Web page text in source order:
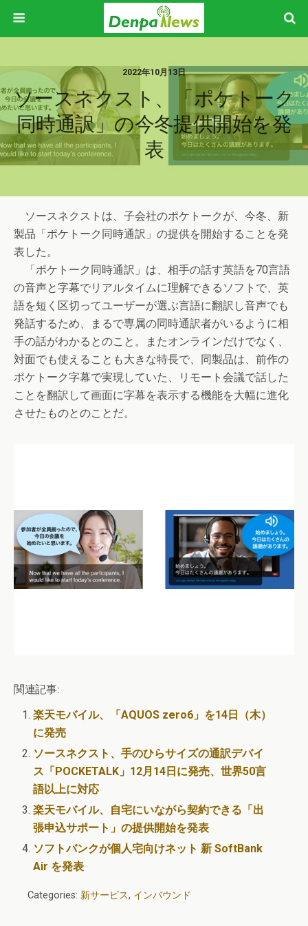
2022年10月13日
ソースネクスト、「ポケトーク
同時通訳」の今冬提供開始を発
表
ソースネクストは、子会社のポケトークが、今冬、新
製品「ポケトーク同時通訳」の提供を開始することを発
表した。
「ポケトーク同時通訳」は、相手の話す英語を70言語
の音声と字幕でリアルタイムに理解できるソフトで、英
語を短く区切ってユーザーが選ぶ言語に翻訳し音声でも
発話するため、まるで専属の同時通訳者がいるように相
手の話がわかるとのこと。またオンラインだけでなく、
対面でも使えることも大きな特長で、同製品は、前作の
ポケトーク字幕で実現していた、リモート会議で話した
ことを翻訳して画面に字幕を表示する機能を大幅に進化
させたものとのことだ。
関連記事:
楽天モバイル、「AQUOS zero6」を14日（木）
に発売
ソースネクスト、手のひらサイズの通訳デバイ
ス「POCKETALK」12月14日に発売、世界50言
語以上に対応
楽天モバイル、自宅にいながら契約できる「出
張申込サポート」の提供開始を発表
ソフトバンクが個人宅向けネット 新 SoftBank
Air を発表
Categories: 新サービス, インバウンド